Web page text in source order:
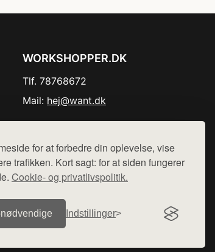
for at forbedre din oplevelse, vise
trafikken. Kort sagt: for at siden fungerer
Cookie- og privatlivspolitik.
Indstillinger
WORKSHOPPER.DK
Tlf. 78768672
Mail: hej@want.dk
fra denne side - vi henviser til de shops,